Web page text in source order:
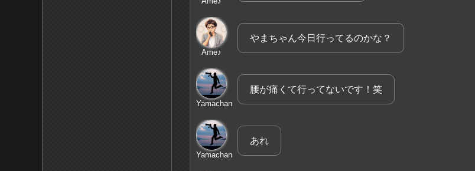
Ame♪
やまちゃん今日行ってるのかな？
Yamachan
腰が痛くて行ってないです！笑
Yamachan
あれ